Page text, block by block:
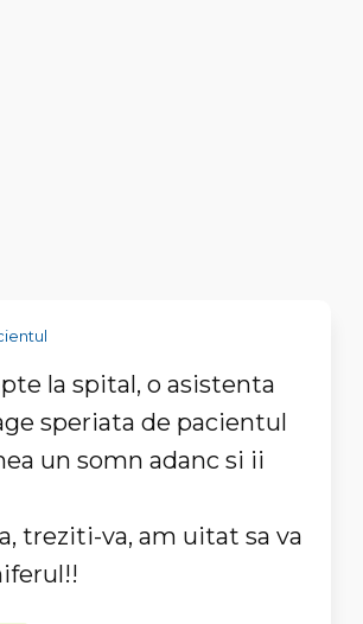
la spital, o asistenta
speriata de pacientul
un somn adanc si ii
treziti-va, am uitat sa va